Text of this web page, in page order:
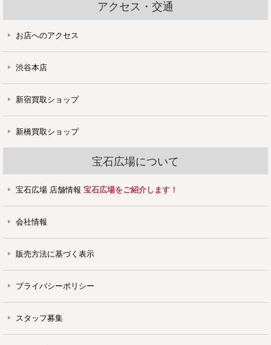
アクセス・交通
お店へのアクセス
渋谷本店
新宿買取ショップ
新橋買取ショップ
宝石広場について
宝石広場 店舗情報 宝石広場をご紹介します！
会社情報
販売方法に基づく表示
プライバシーポリシー
スタッフ募集